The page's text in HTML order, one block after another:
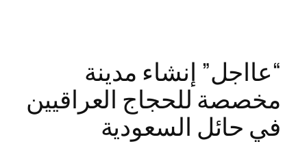
“عااجل” إنشاء مدينة
مخصصة للحجاج العراقيين
في حائل السعودية